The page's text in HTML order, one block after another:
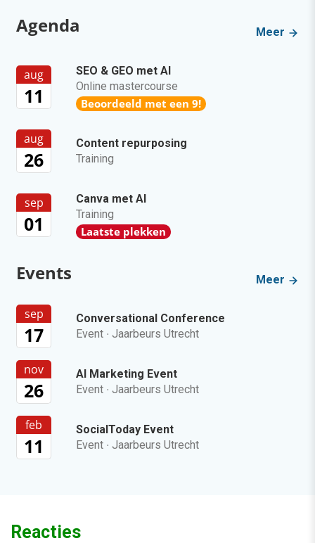
Agenda Meer
aug
11
SEO & GEO met AI
Online mastercourse
Beoordeeld met een 9!
aug
26
Content repurposing
Training
sep
01
Canva met AI
Training
Laatste plekken
Events Meer
sep
17
Conversational Conference
Event · Jaarbeurs Utrecht
nov
26
AI Marketing Event
Event · Jaarbeurs Utrecht
feb
11
SocialToday Event
Event · Jaarbeurs Utrecht
Reacties